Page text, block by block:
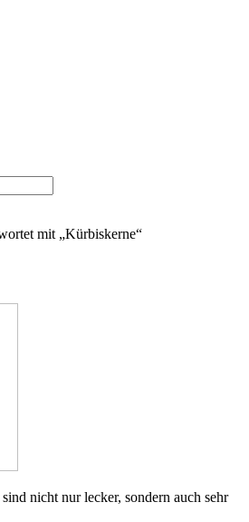
mit „Kürbiskerne“
nicht nur lecker, sondern auch sehr